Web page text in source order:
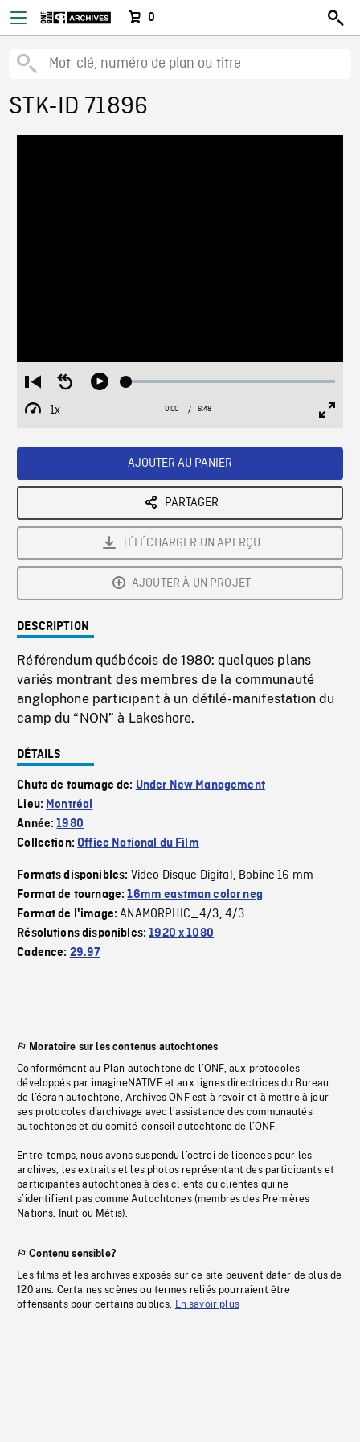
0
STK-ID 71896
Restart
from
beginning
Seek
Play Loaded:
1x
Playback
Current
0:00 / Duration
6:48
AJOUTER AU PANIER
PARTAGER
TÉLÉCHARGER UN APERÇU
AJOUTER À UN PROJET
DESCRIPTION
Référendum québécois de 1980: quelques plans
variés montrant des membres de la communauté
anglophone participant à un défilé-manifestation du
camp du “NON” à Lakeshore.
DÉTAILS
Chute de tournage de: Under New Management
Lieu: Montréal
Année:1980
Collection:Office National du Film
Formats disponibles: Video Disque Digital, Bobine 16 mm
Format de tournage:16mm eastman color neg
Format de l'image:ANAMORPHIC_4/3, 4/3
Résolutions disponibles:1920 x 1080
Cadence: 29.97
Moratoire sur les contenus autochtones
Conformément au Plan autochtone de l’ONF, aux protocoles
développés par imagineNATIVE et aux lignes directrices du Bureau
de l’écran autochtone, Archives ONF est à revoir et à mettre à jour
ses protocoles d’archivage avec l’assistance des communautés
autochtones et du comité-conseil autochtone de l’ONF.
Entre-temps, nous avons suspendu l’octroi de licences pour les
archives, les extraits et les photos représentant des participants et
participantes autochtones à des clients ou clientes qui ne
s’identifient pas comme Autochtones (membres des Premières
Nations, Inuit ou Métis).
Contenu sensible?
Les films et les archives exposés sur ce site peuvent dater de plus de
120 ans. Certaines scènes ou termes reliés pourraient être
offensants pour certains publics. En savoir plus